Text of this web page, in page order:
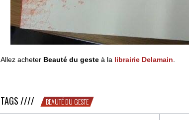
Allez acheter Beauté du geste à la librairie Delamain
TAGS //// BEAUTÉ DU GESTE